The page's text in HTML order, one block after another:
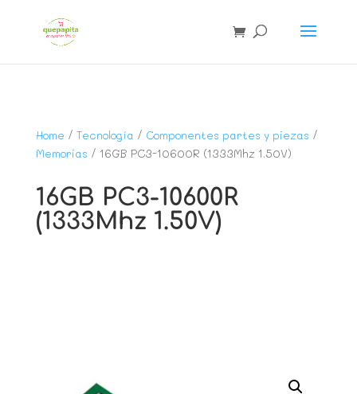
Home / Tecnología / Componentes partes y piezas /
Memorias / 16GB PC3-10600R (1333Mhz 1.50V)
16GB PC3-10600R
(1333Mhz 1.50V)